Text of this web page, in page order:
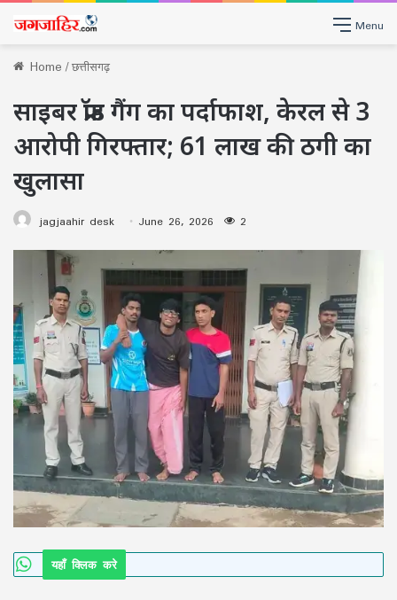
Menu
Home/छत्तीसगढ़
साइबर फ्रॉड गैंग का पर्दाफाश, केरल से 3
आरोपी गिरफ्तार; 61 लाख की ठगी का
खुलासा
jagjaahir desk June 26, 2026 2
यहाँ क्लिक करे